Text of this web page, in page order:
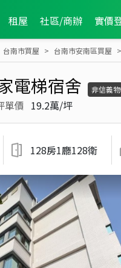
租屋 社區/商辦 實價
台南市買屋 台南市安南區買屋
電梯宿舍 非信義
單價 19.2萬/坪
128房1廳128衛